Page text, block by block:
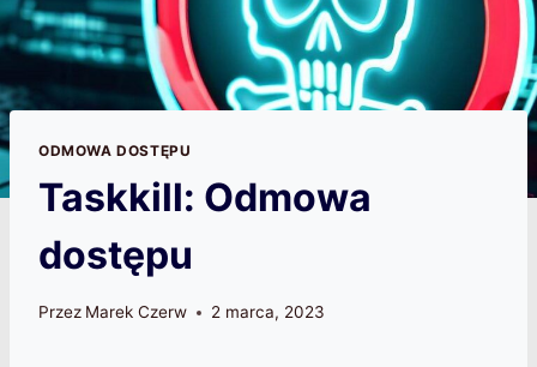
ODMOWA DOSTĘPU
Taskkill: Odmowa
dostępu
Przez Marek Czerw 2 marca, 2023